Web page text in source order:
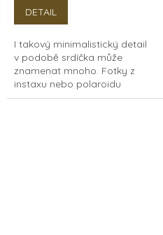
5,0
5
hvězdiček.
DETAIL
I takový minimalistický detail
v podobě srdíčka může
znamenat mnoho. Fotky z
instaxu nebo polaroidu
doplněné milým slovem